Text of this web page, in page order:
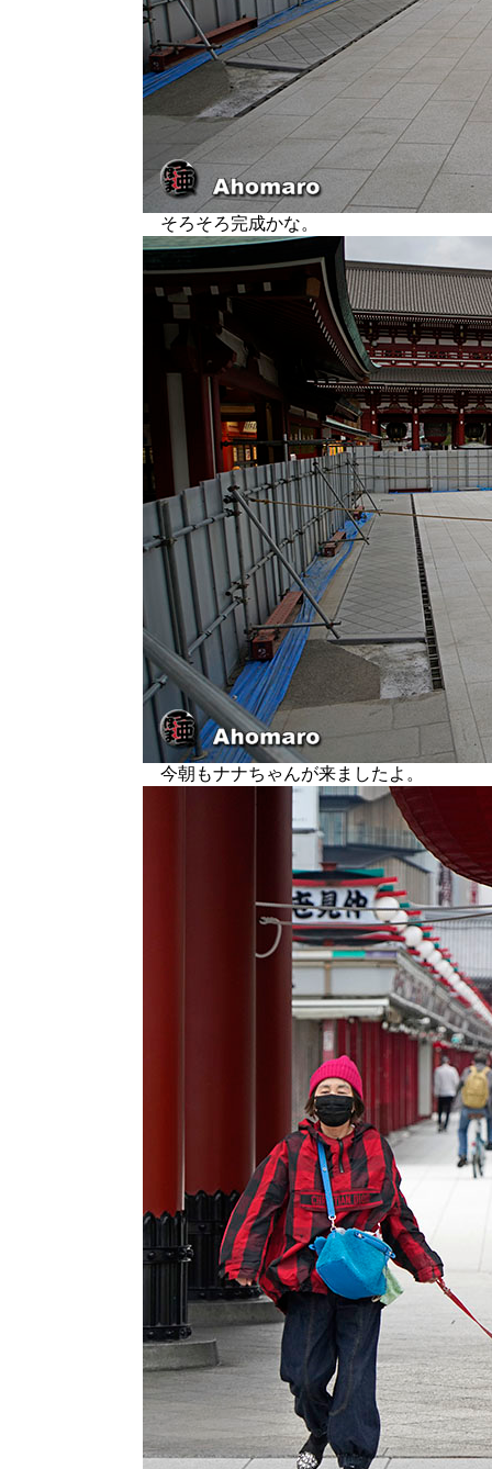
そろそろ完成かな。
今朝もナナちゃんが来ましたよ。